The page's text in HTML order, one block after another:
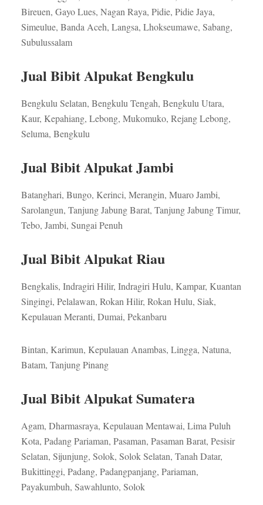
Bireuen, Gayo Lues, Nagan Raya, Pidie, Pidie Jaya,
Simeulue, Banda Aceh, Langsa, Lhokseumawe, Sabang,
Subulussalam
Jual Bibit Alpukat Bengkulu
Bengkulu Selatan, Bengkulu Tengah, Bengkulu Utara,
Kaur, Kepahiang, Lebong, Mukomuko, Rejang Lebong,
Seluma, Bengkulu
Jual Bibit Alpukat Jambi
Batanghari, Bungo, Kerinci, Merangin, Muaro Jambi,
Sarolangun, Tanjung Jabung Barat, Tanjung Jabung Timur,
Tebo, Jambi, Sungai Penuh
Jual Bibit Alpukat Riau
Bengkalis, Indragiri Hilir, Indragiri Hulu, Kampar, Kuantan
Singingi, Pelalawan, Rokan Hilir, Rokan Hulu, Siak,
Kepulauan Meranti, Dumai, Pekanbaru
Bintan, Karimun, Kepulauan Anambas, Lingga, Natuna,
Batam, Tanjung Pinang
Jual Bibit Alpukat Sumatera
Agam, Dharmasraya, Kepulauan Mentawai, Lima Puluh
Kota, Padang Pariaman, Pasaman, Pasaman Barat, Pesisir
Selatan, Sijunjung, Solok, Solok Selatan, Tanah Datar,
Bukittinggi, Padang, Padangpanjang, Pariaman,
Payakumbuh, Sawahlunto, Solok